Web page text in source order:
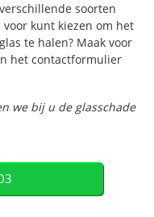
soorten
kunt kiezen om het
te halen? Maak voor
het contactformulier
we bij u de glasschade